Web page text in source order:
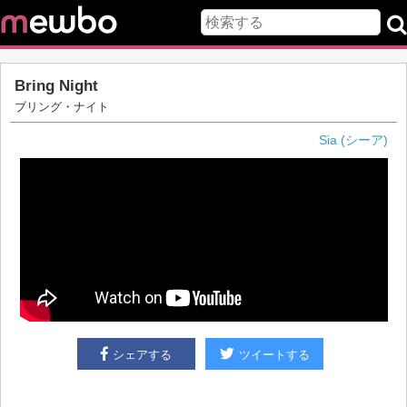
Bring Night
ブリング・ナイト
Sia (シーア)
シェアする ツイートする